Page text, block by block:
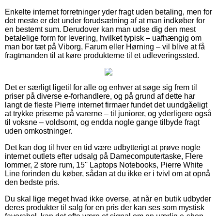
Enkelte internet forretninger yder fragt uden betaling, men for
det meste er det under forudsætning af at man indkøber for
en bestemt sum. Derudover kan man udse dig den mest
betalelige form for levering, hvilket typisk – uafhængig om
man bor tæt på Viborg, Farum eller Hørning – vil blive at få
fragtmanden til at køre produkterne til et udleveringssted.
Det er særligt ligetil for alle og enhver at søge sig frem til
priser på diverse e-forhandlere, og på grund af dette har
langt de fleste Pierre internet firmaer fundet det uundgåeligt
at trykke priserne på varerne – til juniorer, og yderligere også
til voksne – voldsomt, og endda nogle gange tilbyde fragt
uden omkostninger.
Det kan dog til hver en tid være udbytterigt at prøve nogle
internet outlets efter udsalg på Damecomputertaske, Flere
lommer, 2 store rum, 15'' Laptops Notebooks, Pierre White
Line forinden du køber, sådan at du ikke er i tvivl om at opnå
den bedste pris.
Du skal lige meget hvad ikke overse, at når en butik udbyder
deres produkter til salg for en pris der kan ses som mystisk